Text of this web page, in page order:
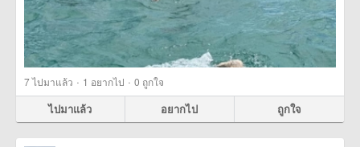
7ไปมาแล้ว · 1 อยากไป · 0 ถูกใจ
ไปมาแล้ว อยากไป ถูกใจ